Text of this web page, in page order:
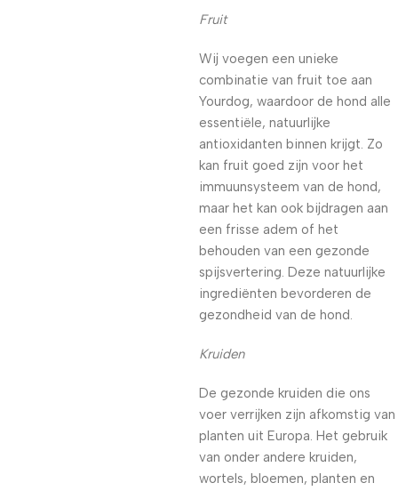
Fruit
Wij voegen een unieke
combinatie van fruit toe aan
Yourdog, waardoor de hond alle
essentiële, natuurlijke
antioxidanten binnen krijgt. Zo
kan fruit goed zijn voor het
immuunsysteem van de hond,
maar het kan ook bijdragen aan
een frisse adem of het
behouden van een gezonde
spijsvertering. Deze natuurlijke
ingrediënten bevorderen de
gezondheid van de hond.
Kruiden
De gezonde kruiden die ons
voer verrijken zijn afkomstig van
planten uit Europa. Het gebruik
van onder andere kruiden,
wortels, bloemen, planten en